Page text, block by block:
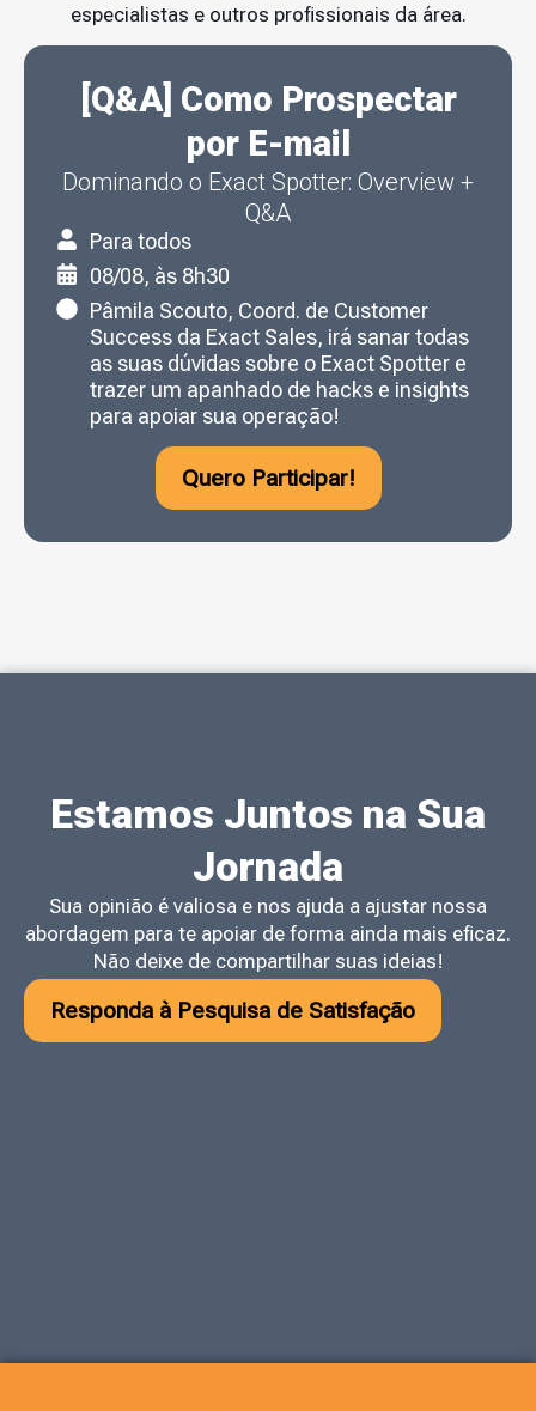
especialistas e outros profissionais da área.
[Q&A] Como Prospectar
por E-mail
Dominando o Exact Spotter: Overview +
Q&A
Para todos
08/08, às 8h30
Pâmila Scouto, Coord. de Customer
Success da Exact Sales, irá sanar todas
as suas dúvidas sobre o Exact Spotter e
trazer um apanhado de hacks e insights
para apoiar sua operação!
Quero Participar!
Estamos Juntos na Sua
Jornada
Sua opinião é valiosa e nos ajuda a ajustar nossa
abordagem para te apoiar de forma ainda mais eficaz.
Não deixe de compartilhar suas ideias!
Responda à Pesquisa de Satisfação